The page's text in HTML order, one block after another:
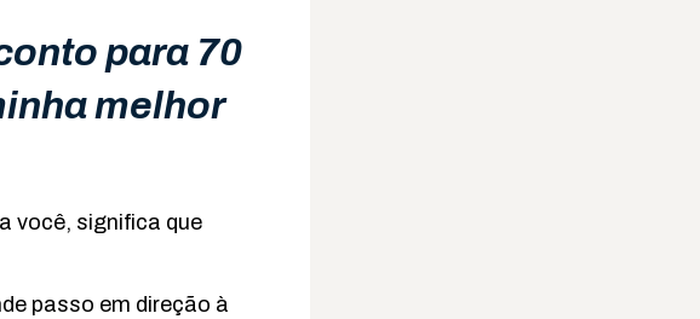
para 70
melhor
você, significa que
passo em direção à